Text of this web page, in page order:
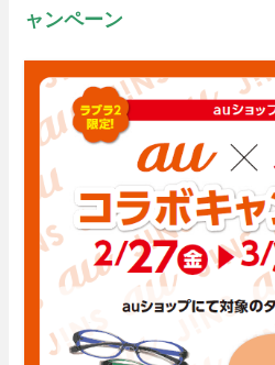
ャンペーン